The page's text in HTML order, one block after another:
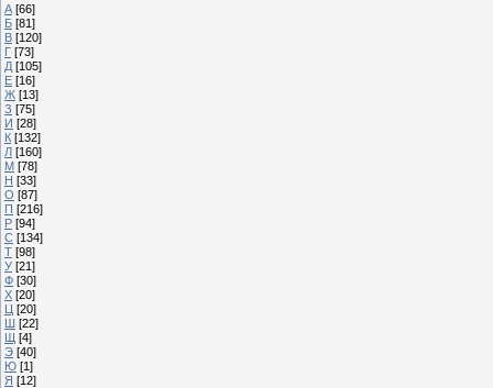
А [66]
Б [81]
В [120]
Г [73]
Д [105]
Е [16]
Ж [13]
З [75]
И [28]
К [132]
Л [160]
М [78]
Н [33]
О [87]
П [216]
Р [94]
С [134]
Т [98]
У [21]
Ф [30]
Х [20]
Ц [20]
Ш [22]
Щ [4]
Э [40]
Ю [1]
Я [12]